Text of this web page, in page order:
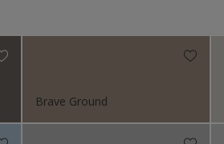
Brave Ground